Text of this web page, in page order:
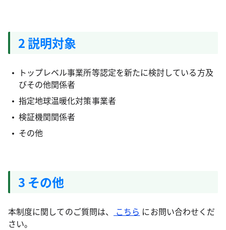
2 説明対象
トップレベル事業所等認定を新たに検討している方及
びその他関係者
指定地球温暖化対策事業者
検証機関関係者
その他
3 その他
本制度に関してのご質問は、 こちら にお問い合わせくだ
さい。